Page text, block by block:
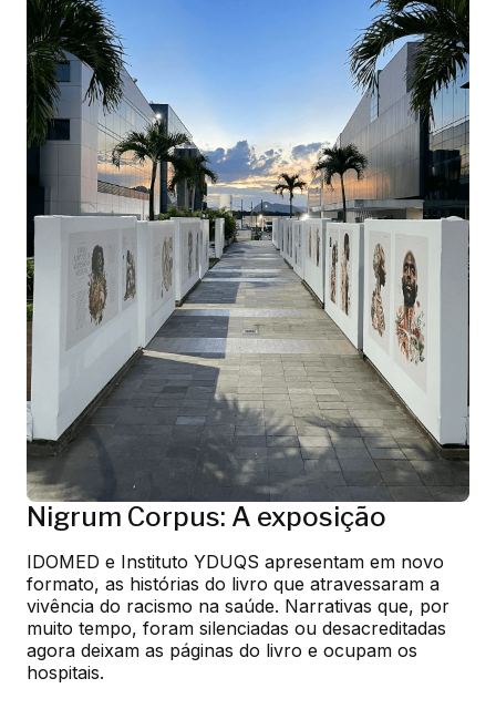
Nigrum Corpus: A exposição
IDOMED e Instituto YDUQS apresentam em novo
formato, as histórias do livro que atravessaram a
vivência do racismo na saúde. Narrativas que, por
muito tempo, foram silenciadas ou desacreditadas
agora deixam as páginas do livro e ocupam os
hospitais.